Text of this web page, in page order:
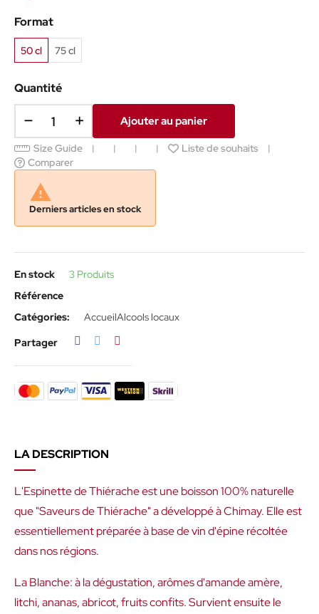
Format
50 cl 75 cl
Quantité
Ajouter au panier
Size Guide
Liste de souhaits
Comparer

Derniers articles en stock
En stock
3 Produits
Référence
Catégories:
AccueilAlcools locaux
Partager
LA DESCRIPTION
L'Espinette de Thiérache est une boisson 100% naturelle
que "Saveurs de Thiérache" a développé à Chimay. Elle est
essentiellement préparée à base de vin d'épine récoltée
dans nos régions.
La Blanche: à la dégustation, arômes d'amande amère,
litchi, ananas, abricot, fruits confits. Survient ensuite le